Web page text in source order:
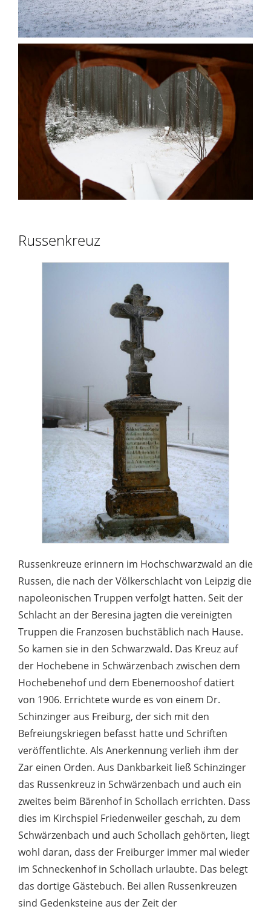
Russenkreuz
Russenkreuze erinnern im Hochschwarzwald an die
Russen, die nach der Völkerschlacht von Leipzig die
napoleonischen Truppen verfolgt hatten. Seit der
Schlacht an der Beresina jagten die vereinigten
Truppen die Franzosen buchstäblich nach Hause.
So kamen sie in den Schwarzwald. Das Kreuz auf
der Hochebene in Schwärzenbach zwischen dem
Hochebenehof und dem Ebenemooshof datiert
von 1906. Errichtete wurde es von einem Dr.
Schinzinger aus Freiburg, der sich mit den
Befreiungskriegen befasst hatte und Schriften
veröffentlichte. Als Anerkennung verlieh ihm der
Zar einen Orden. Aus Dankbarkeit ließ Schinzinger
das Russenkreuz in Schwärzenbach und auch ein
zweites beim Bärenhof in Schollach errichten. Dass
dies im Kirchspiel Friedenweiler geschah, zu dem
Schwärzenbach und auch Schollach gehörten, liegt
wohl daran, dass der Freiburger immer mal wieder
im Schneckenhof in Schollach urlaubte. Das belegt
das dortige Gästebuch. Bei allen Russenkreuzen
sind Gedenksteine aus der Zeit der